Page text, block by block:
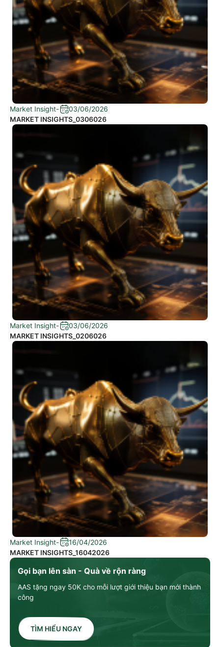
Gọi bạn lên sàn - Quà về rộn ràng
AAS tặng ngay 50K cho mỗi lượt giới thiệu bạn mới thành
công
TÌM HIỂU NGAY
Market Insight-
03/06/2026
MARKET INSIGHTS_0306026
Market Insight-
03/06/2026
MARKET INSIGHTS_0206026
Market Insight-
16/04/2026
MARKET INSIGHTS_16042026